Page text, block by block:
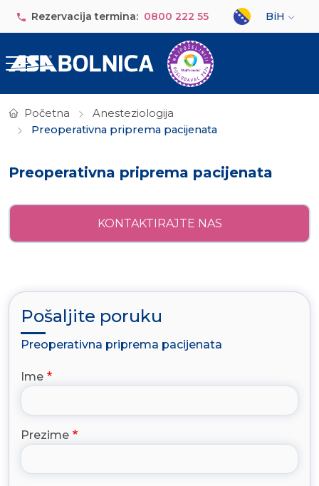
Rezervacija termina: 0800 222 55
Select your
BiH
Početna
Anesteziologija
Preoperativna priprema pacijenata
Preoperativna priprema pacijenata
KONTAKTIRAJTE NAS
Pošaljite poruku
Preoperativna priprema pacijenata
Ime
Prezime